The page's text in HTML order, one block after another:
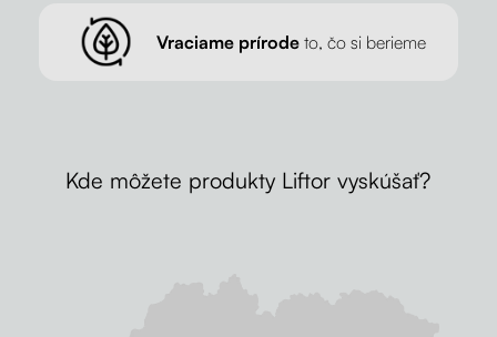
Vraciame prírodeto, čo si berieme
Kde môžete produkty Liftor vyskúšať?